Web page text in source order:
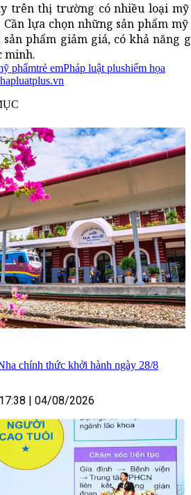
trên thị trường có nhiều loại
lựa chọn những sản phẩm
phẩm giảm giá, có khả năng
minh.
phẩmtrẻ emPháp luật plushiểm họa
chính thức khởi hành ngày 28/8
17:38 04/08/2026